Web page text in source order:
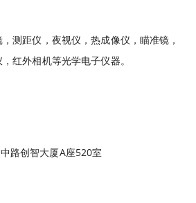
测距仪，夜视仪，热成像仪，瞄准镜，
红外相机等光学电子仪器。
路创智大厦A座520室